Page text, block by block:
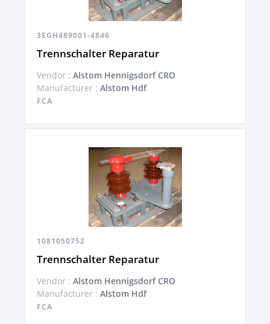
3EGH489001-4846
Trennschalter Reparatur
Vendor : Alstom Hennigsdorf CRO
Manufacturer : Alstom Hdf
FCA
1081050752
Trennschalter Reparatur
Vendor : Alstom Hennigsdorf CRO
Manufacturer : Alstom Hdf
FCA